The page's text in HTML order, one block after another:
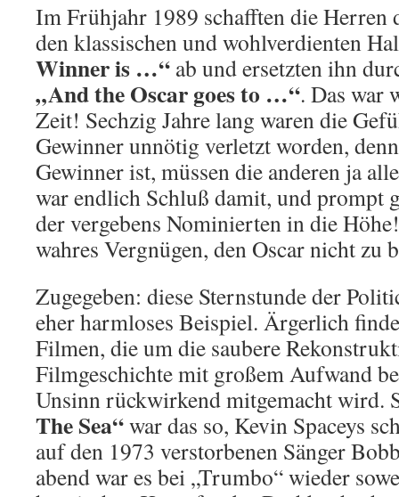
Im Frühjahr 1989 schafften die Herren
den klassischen und wohlverdienten
Winner is …“ ab und ersetzten ihn
„And the Oscar goes to …“. Das war
Zeit! Sechzig Jahre lang waren die
Gewinner unnötig verletzt worden,
Gewinner ist, müssen die anderen ja
war endlich Schluß damit, und prompt
der vergebens Nominierten in die
wahres Vergnügen, den Oscar nicht zu
Zugegeben: diese Sternstunde der
eher harmloses Beispiel. Ärgerlich
Filmen, die um die saubere
Filmgeschichte mit großem Aufwand
Unsinn rückwirkend mitgemacht wird.
The Sea“war das so, Kevin Spaceys
auf den 1973 verstorbenen Sänger
abend war es bei „Trumbo“ wieder